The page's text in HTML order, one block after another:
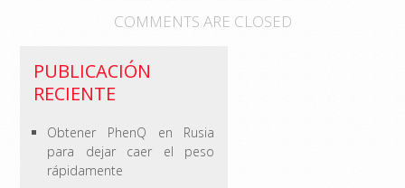
COMMENTS ARE CLOSED
PUBLICACIÓN
RECIENTE
Obtener PhenQ en Rusia
para dejar caer el peso
rápidamente